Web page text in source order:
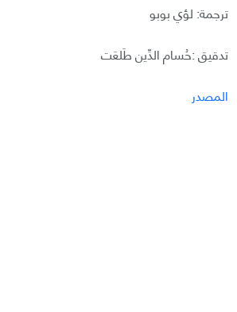
ترجمة: لؤي بوبو
تدقيق :حُسام الدِّين طَلعَت
المصدر